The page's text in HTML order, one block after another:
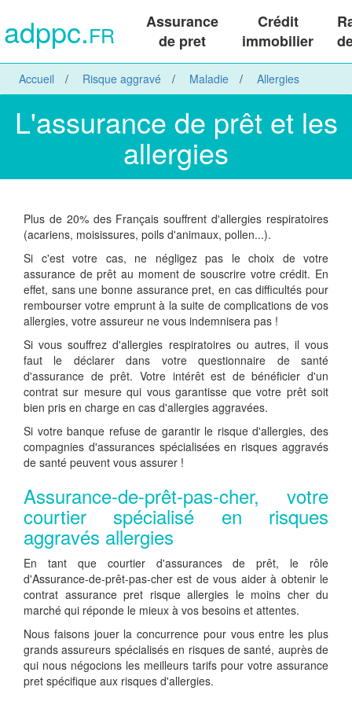
adppc.FR
Assurance
de pret
Crédit
immobilier
Accueil Risque aggravé Maladie Allergies
L'assurance de prêt et les
allergies
Plus de 20% des Français souffrent d'allergies respiratoires
(acariens, moisissures, poils d'animaux, pollen...).
Si c'est votre cas, ne négligez pas le choix de votre
assurance de prêt au moment de souscrire votre crédit. En
effet, sans une bonne assurance pret, en cas difficultés pour
rembourser votre emprunt à la suite de complications de vos
allergies, votre assureur ne vous indemnisera pas !
Si vous souffrez d'allergies respiratoires ou autres, il vous
faut le déclarer dans votre questionnaire de santé
d'assurance de prêt. Votre intérêt est de bénéficier d'un
contrat sur mesure qui vous garantisse que votre prêt soit
bien pris en charge en cas d'allergies aggravées.
Si votre banque refuse de garantir le risque d'allergies, des
compagnies d'assurances spécialisées en risques aggravés
de santé peuvent vous assurer !
Assurance-de-prêt-pas-cher, votre
courtier spécialisé en risques
aggravés allergies
En tant que courtier d'assurances de prêt, le rôle
d'Assurance-de-prêt-pas-cher est de vous aider à obtenir le
contrat assurance pret risque allergies le moins cher du
marché qui réponde le mieux à vos besoins et attentes.
Nous faisons jouer la concurrence pour vous entre les plus
grands assureurs spécialisés en risques de santé, auprès de
qui nous négocions les meilleurs tarifs pour votre assurance
pret spécifique aux risques d'allergies.